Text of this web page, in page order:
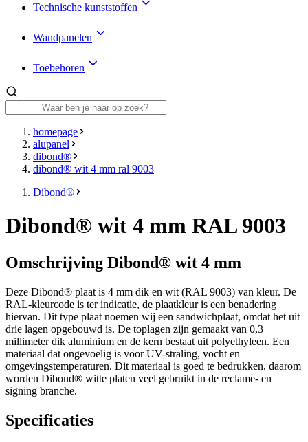
Technische kunststoffen
Wandpanelen
Toebehoren
homepage
alupanel
dibond®
dibond® wit 4 mm ral 9003
Dibond®
Dibond® wit 4 mm RAL 9003
Omschrijving Dibond® wit 4 mm
Deze Dibond® plaat is 4 mm dik en wit (RAL 9003) van kleur. De
RAL-kleurcode is ter indicatie, de plaatkleur is een benadering
hiervan. Dit type plaat noemen wij een sandwichplaat, omdat het uit
drie lagen opgebouwd is. De toplagen zijn gemaakt van 0,3
millimeter dik aluminium en de kern bestaat uit polyethyleen. Een
materiaal dat ongevoelig is voor UV-straling, vocht en
omgevingstemperaturen. Dit materiaal is goed te bedrukken, daarom
worden Dibond® witte platen veel gebruikt in de reclame- en
signing branche.
Specificaties